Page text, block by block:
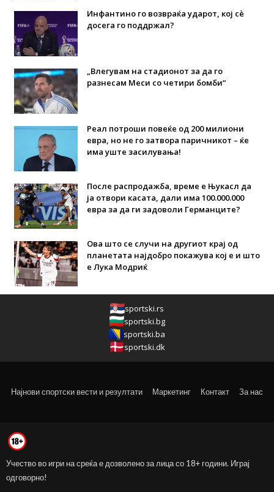
Инфантино го возвраќа ударот, кој сè
досега го поддржал?
„Влегувам на стадионот за да го
разнесам Меси со четири бомби“
Реал потроши повеќе од 200 милиони
евра, но не го затвора паричникот – ќе
има уште засилувања!
После распродажба, време е Њукасл да
ја отвори касата, дали има 100.000.000
евра за да ги задоволи Германците?
Ова што се случи на другиот крај од
планетата најдобро покажува кој е и што
е Лука Модриќ
sportski.rs
sportski.bg
sportski.ba
sportski.dk
Најнови спортски вести и резултати Маркетинг Контакт За нас
Учество во игри на среќа е дозволено за лица со 18+ години. Играј
одговорно!